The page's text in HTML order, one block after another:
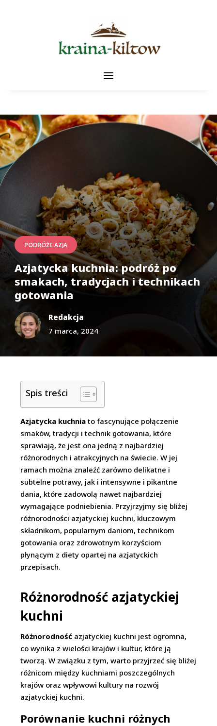
PODRÓŻE AZJA
Azjatycka kuchnia: podróż po
smakach, tradycjach i technikach
gotowania
Redakcja
7 marca, 2024
Spis treści
Azjatycka kuchnia to fascynujące połączenie
smaków, tradycji i technik gotowania, które
sprawiają, że jest ona jedną z najbardziej
różnorodnych i atrakcyjnych na świecie. W jej
ramach można znaleźć zarówno delikatne i
subtelne potrawy, jak i intensywne i pikantne
dania, które zadowolą nawet najbardziej
wymagające podniebienia. Przyjrzyjmy się bliżej
różnorodności azjatyckiej kuchni, kluczowym
składnikom, popularnym daniom, technikom
gotowania oraz zdrowotnym korzyściom
płynącym z diety opartej na azjatyckich
przepisach.
Różnorodność azjatyckiej
kuchni
Różnorodność azjatyckiej kuchni jest ogromna,
co wynika z wielości krajów i kultur, które ją
tworzą. W związku z tym, warto przyjrzeć się bliżej
różnicom między kuchniami poszczególnych
krajów oraz wpływowi kultury na rozwój
azjatyckiej kuchni.
Porównanie kuchni różnych